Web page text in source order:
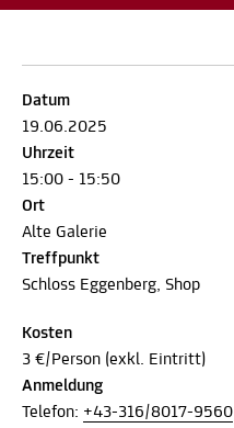
Datum
19.06.2025
Uhrzeit
15:00 - 15:50
Ort
Alte Galerie
Treffpunkt
Schloss Eggenberg, Shop
Kosten
3 €/Person (exkl. Eintritt)
Anmeldung
Telefon: +43-316/8017-9560